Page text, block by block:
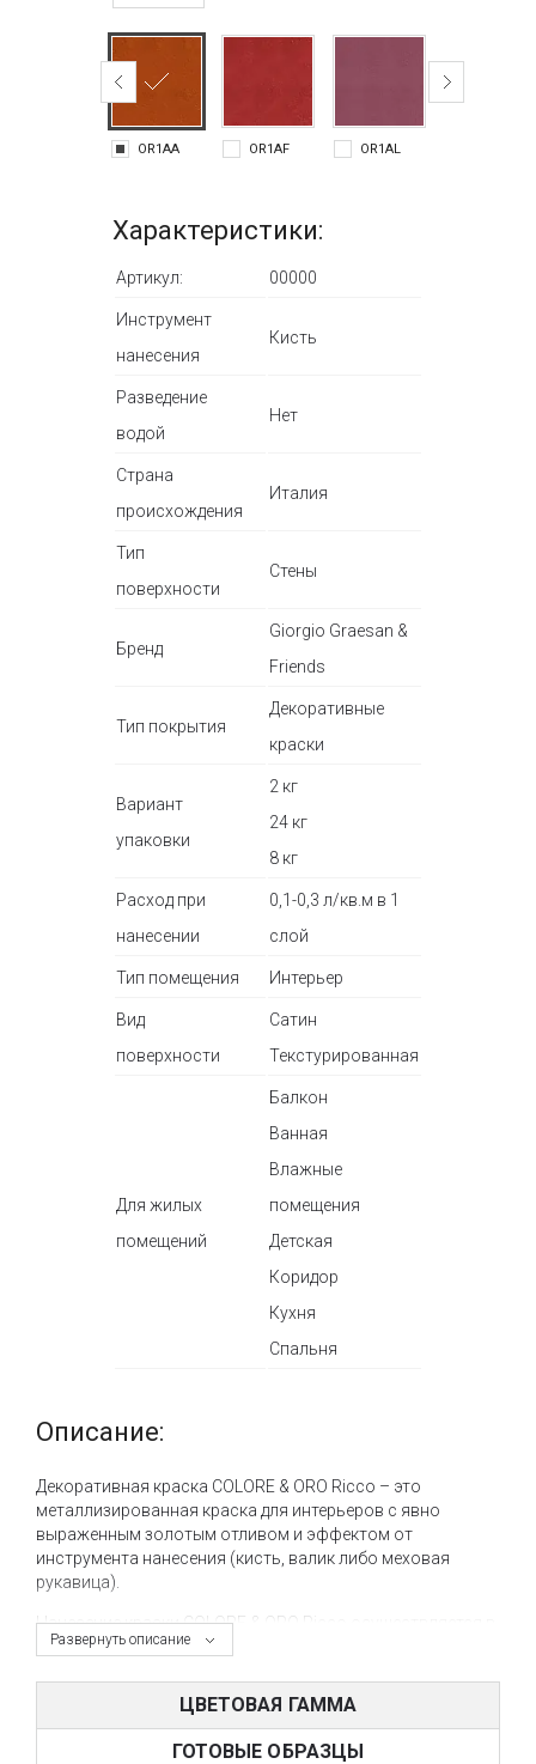
OR1AA OR1AF OR1AL
Характеристики:
Артикул: 00000
Инструмент
нанесения
Кисть
Разведение
водой
Нет
Страна
происхождения
Италия
Тип
поверхности
Стены
Бренд
Giorgio Graesan &
Friends
Тип покрытия
Декоративные
краски
Вариант
упаковки
2 кг
24 кг
8 кг
Расход при
нанесении
0,1-0,3 л/кв.м в 1
слой
Тип помещения Интерьер
Вид
поверхности
Сатин
Текстурированная
Для жилых
помещений
Балкон
Ванная
Влажные
помещения
Детская
Коридор
Кухня
Спальня
Развернуть описание
Описание:
Декоративная краска COLORE & ORO Ricco – это
металлизированная краска для интерьеров с явно
выраженным золотым отливом и эффектом от
инструмента нанесения (кисть, валик либо меховая
рукавица).
Нанесение краски COLORE & ORO Ricco осуществляется в
2 слоя на предварительно подготовленную поверхность
нанесение краски COLORE & ORO Ricco на другие
впитываемые и частично впитываемые поверхности, а
также допускается нанесение краски на керамическую
ЦВЕТОВАЯ ГАММА
ГОТОВЫЕ ОБРАЗЦЫ